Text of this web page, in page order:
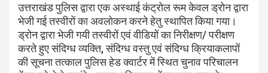
उत्तराखंड पुलिस द्वारा एक अस्थाई कंट्रोल रूम केवल ड्रोन द्वारा
भेजी गई तस्वीरों का अवलोकन करने हेतु स्थापित किया गया।
ड्रोन द्वारा भेजी गयी तस्वीरों एवं वीडियों का निरीक्षण/ परीक्षण
करते हुए संदिग्ध व्यक्ति, संदिग्ध वस्तु एवं संदिग्ध क्रियाकलापों
की सूचना तत्काल पुलिस हेड क्वार्टर में स्थित चुनाव परिचालन